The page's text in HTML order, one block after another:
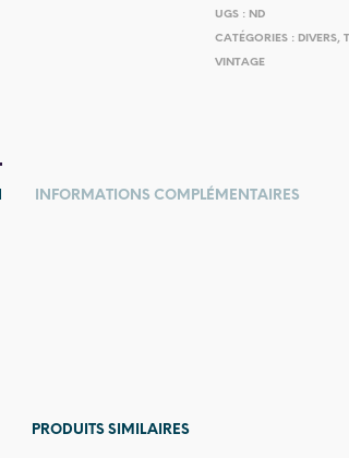
UGS : ND
CATÉGORIES : DIVERS,
VINTAGE
INFORMATIONS COMPLÉMENTAIRES
PRODUITS SIMILAIRES